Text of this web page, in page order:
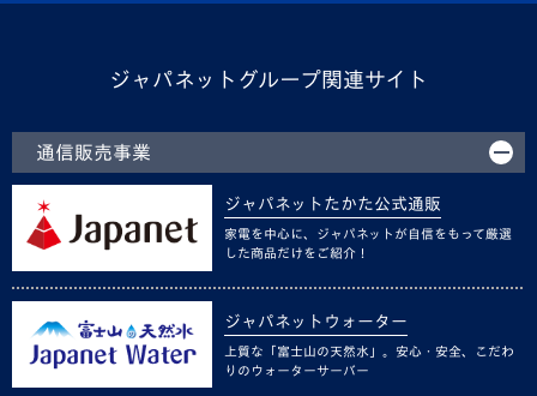
ジャパネットグループ関連サイト
通信販売事業
ジャパネットたかた公式通販
家電を中心に、ジャパネットが自信をもって厳選
した商品だけをご紹介！
ジャパネットウォーター
上質な「富士山の天然水」。安心・安全、こだわ
りのウォーターサーバー